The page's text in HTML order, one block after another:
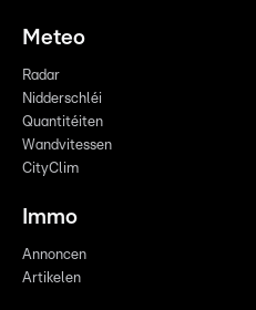
Meteo
Radar
Nidderschléi
Quantitéiten
Wandvitessen
CityClim
Immo
Annoncen
Artikelen